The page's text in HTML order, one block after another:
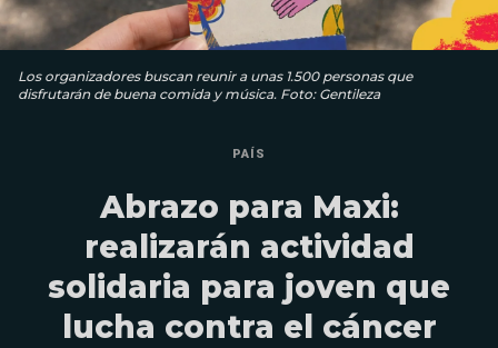
Los organizadores buscan reunir a unas 1.500 personas que
disfrutarán de buena comida y música. Foto: Gentileza
PAÍS
Abrazo para Maxi:
realizarán actividad
solidaria para joven que
lucha contra el cáncer